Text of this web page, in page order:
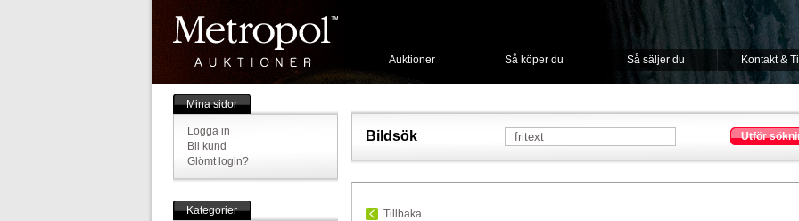
Auktioner Så köper du Så säljer du Kontakt &
Mina sidor
Logga in
Bli kund
Glömt login?
Kategorier
Bildsök Utför
Tillbaka